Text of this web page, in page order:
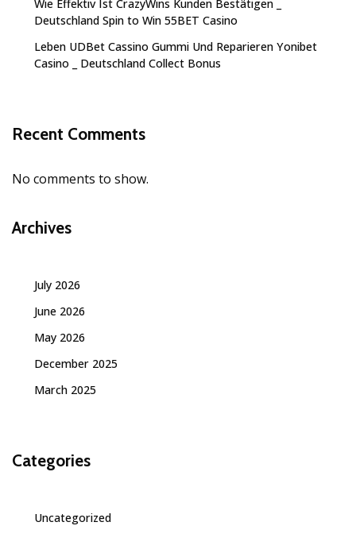
Wie Effektiv Ist CrazyWins Kunden Bestätigen _
Deutschland Spin to Win 55BET Casino
Leben UDBet Cassino Gummi Und Reparieren Yonibet
Casino _ Deutschland Collect Bonus
Recent Comments
No comments to show.
Archives
July 2026
June 2026
May 2026
December 2025
March 2025
Categories
Uncategorized